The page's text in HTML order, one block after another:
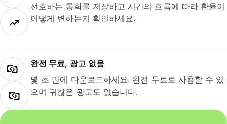
선호하는 통화를 저장하고 시간의 흐름에 따라 환율이
어떻게 변하는지 확인하세요.
완전 무료, 광고 없음
몇 초 만에 다운로드하세요. 완전 무료로 사용할 수 있
으며 귀찮은 광고도 없습니다.